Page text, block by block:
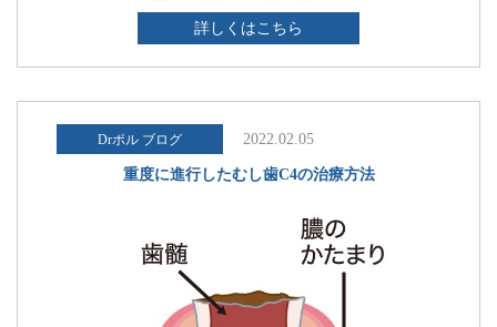
詳しくはこちら
Drポル ブログ 2022.02.05
重度に進行したむし歯C4の治療方法